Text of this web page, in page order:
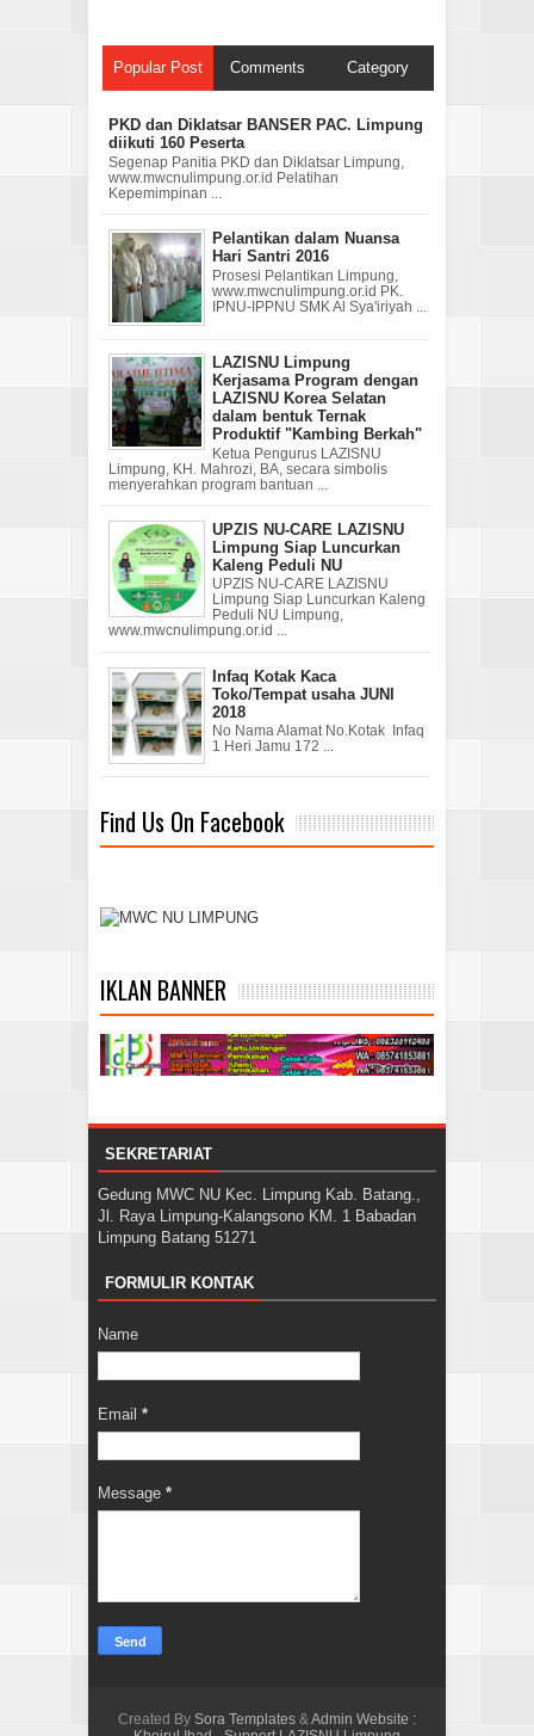
Popular Post Comments Category
PKD dan Diklatsar BANSER PAC. Limpung
diikuti 160 Peserta
Segenap Panitia PKD dan Diklatsar Limpung,
www.mwcnulimpung.or.id Pelatihan
Kepemimpinan ...
Pelantikan dalam Nuansa
Hari Santri 2016
Prosesi Pelantikan Limpung,
www.mwcnulimpung.or.id PK.
IPNU-IPPNU SMK Al Sya'iriyah ...
LAZISNU Limpung
Kerjasama Program dengan
LAZISNU Korea Selatan
dalam bentuk Ternak
Produktif "Kambing Berkah"
Ketua Pengurus LAZISNU
Limpung, KH. Mahrozi, BA, secara simbolis
menyerahkan program bantuan ...
UPZIS NU-CARE LAZISNU
Limpung Siap Luncurkan
Kaleng Peduli NU
UPZIS NU-CARE LAZISNU
Limpung Siap Luncurkan Kaleng
Peduli NU Limpung,
www.mwcnulimpung.or.id ...
Infaq Kotak Kaca
Toko/Tempat usaha JUNI
2018
No Nama Alamat No.Kotak Infaq
1 Heri Jamu 172 ...
Find Us On Facebook
IKLAN BANNER
SEKRETARIAT
Gedung MWC NU Kec. Limpung Kab. Batang.,
Jl. Raya Limpung-Kalangsono KM. 1 Babadan
Limpung Batang 51271
FORMULIR KONTAK
Name
Email *
Message *
Created By Sora Templates &Admin Website :